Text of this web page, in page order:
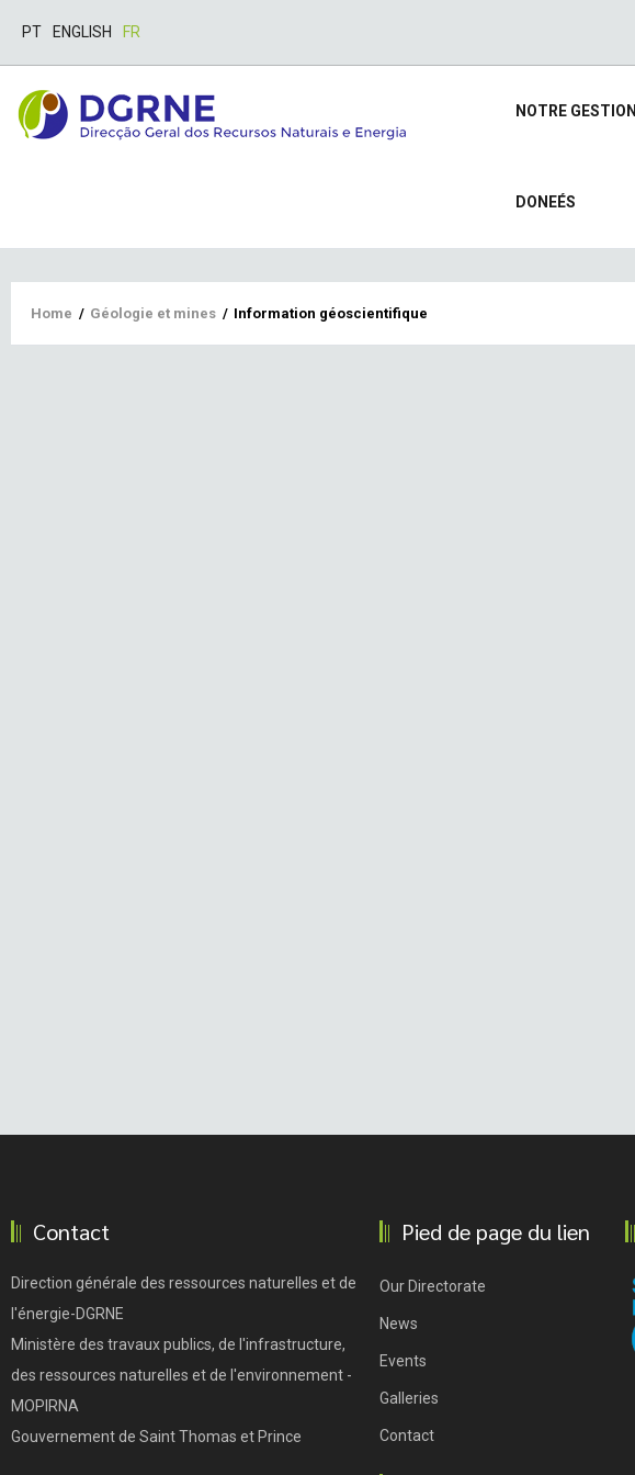
PT ENGLISH FR
NOTRE GESTION
DONEÉS
Breadcrumb
Home / Géologie et mines / Information géoscientifique
Contact
Direction générale des ressources naturelles et de
l'énergie-DGRNE
Ministère des travaux publics, de l'infrastructure,
des ressources naturelles et de l'environnement -
MOPIRNA
Gouvernement de Saint Thomas et Prince
Pied de page du lien
Our Directorate
News
Events
Galleries
Contact